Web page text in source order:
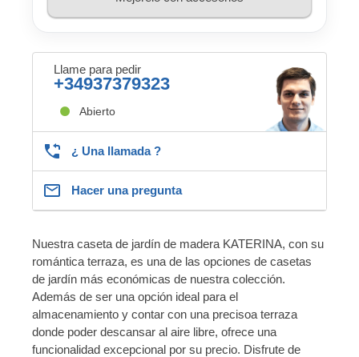
Llame para pedir
+34937379323
Abierto
¿ Una llamada ?
Hacer una pregunta
Nuestra caseta de jardín de madera KATERINA, con su
romántica terraza, es una de las opciones de casetas
de jardín más económicas de nuestra colección.
Además de ser una opción ideal para el
almacenamiento y contar con una precisoa terraza
donde poder descansar al aire libre, ofrece una
funcionalidad excepcional por su precio. Disfrute de